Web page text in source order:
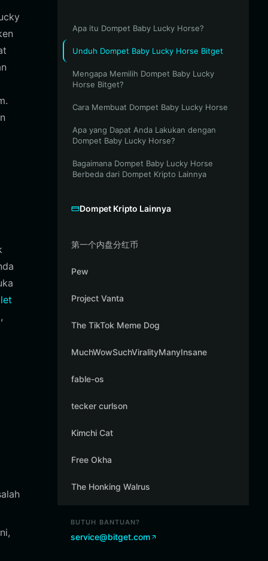
Apa itu Dompet Baby Lucky Horse?
Unduh Dompet Baby Lucky Horse Bitget
Mengapa Memilih Dompet Baby Lucky
Horse Bitget?
Cara Membuat Dompet Baby Lucky Horse
Apa yang Dapat Anda Lakukan dengan
Dompet Baby Lucky Horse?
Bagaimana Dompet Baby Lucky Horse
Berbeda dari Dompet Kripto Lainnya
Dompet Kripto Lainnya
第一个内盘分红币
Pew
Project Vanta
The TikTok Meme Dog
MuchWowSuchViralityManyInsane
fable-os
tecker curlson
Kimchi Cat
Free Okha
The Honking Walrus
BUTUH BANTUAN?
service@bitget.com